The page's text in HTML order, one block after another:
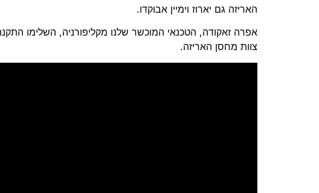
האריזה גם יארוז וימיין אבוקדו.
אפרה זאקודה, הטכנאי המוכשר שלנו מקליפורניה, השלימו
צוות מחסן האריזה.